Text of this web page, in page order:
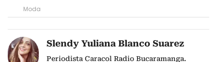
Moda
Slendy Yuliana Blanco Suarez
Periodista Caracol Radio Bucaramanga.